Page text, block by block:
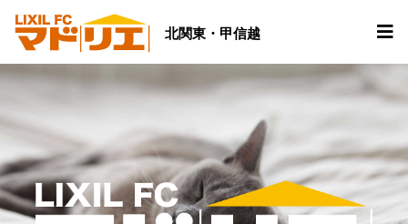
北関東・甲信越